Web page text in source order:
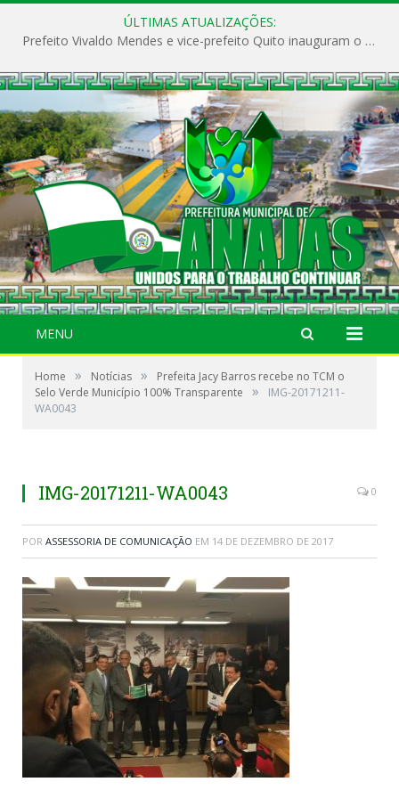
ÚLTIMAS ATUALIZAÇÕES:
Prefeito Vivaldo Mendes e vice-prefeito Quito inauguram o CAPS e fortalecem a saúde pública em Anajás.
MENU
Home » Notícias »
Prefeita Jacy Barros recebe no TCM o
Selo Verde Município 100% Transparente
»
IMG-20171211-
WA0043
IMG-20171211-WA0043 0
POR ASSESSORIA DE COMUNICAÇÃO EM 14 DE DEZEMBRO DE 2017